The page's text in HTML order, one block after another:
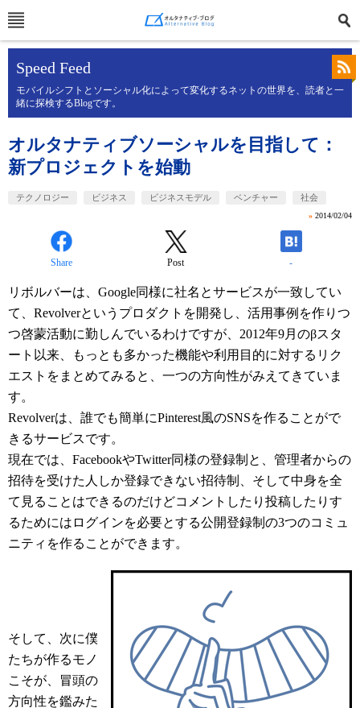
Speed Feed
モバイルシフトとソーシャル化によって変化するネットの世界を、読者と一
緒に探検するBlogです。
オルタナティブソーシャルを目指して：
新プロジェクトを始動
テクノロジー ビジネス ビジネスモデル ベンチャー 社会
» 2014/02/04
Share Post -
リボルバーは、Google同様に社名とサービスが一致してい
て、Revolverというプロダクトを開発し、活用事例を作りつ
つ啓蒙活動に勤しんでいるわけですが、2012年9月のβスタ
ート以来、もっとも多かった機能や利用目的に対するリク
エストをまとめてみると、一つの方向性がみえてきていま
す。
Revolverは、誰でも簡単にPinterest風のSNSを作ることがで
きるサービスです。
現在では、FacebookやTwitter同様の登録制と、管理者からの
招待を受けた人しか登録できない招待制、そして中身を全
て見ることはできるのだけどコメントしたり投稿したりす
るためにはログインを必要とする公開登録制の3つのコミュ
ニティを作ることができます。
そして、次に僕
たちが作るモノ
こそが、冒頭の
方向性を鑑みた